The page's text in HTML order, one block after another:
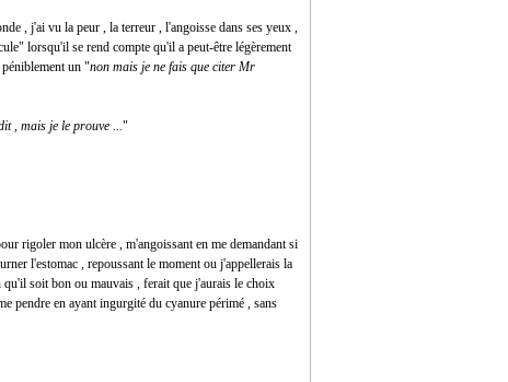
, j'ai vu la peur , la terreur , l'angoisse dans ses yeux ,
lorsqu'il se rend compte qu'il a peut-être légèrement
un "non mais je ne fais que citer Mr
, mais je le prouve ..."
rigoler mon ulcère , m'angoissant en me demandant si
l'estomac , repoussant le moment ou j'appellerais la
soit bon ou mauvais , ferait que j'aurais le choix
pendre en ayant ingurgité du cyanure périmé , sans